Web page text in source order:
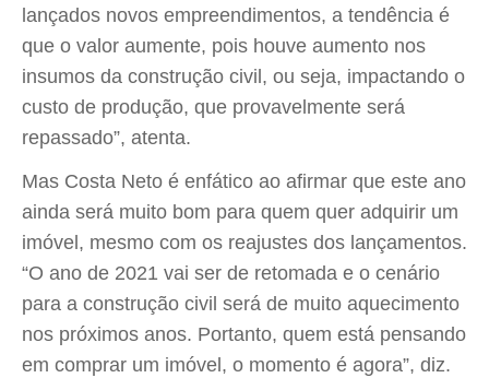
lançados novos empreendimentos, a tendência é
que o valor aumente, pois houve aumento nos
insumos da construção civil, ou seja, impactando o
custo de produção, que provavelmente será
repassado”, atenta.
Mas Costa Neto é enfático ao afirmar que este ano
ainda será muito bom para quem quer adquirir um
imóvel, mesmo com os reajustes dos lançamentos.
“O ano de 2021 vai ser de retomada e o cenário
para a construção civil será de muito aquecimento
nos próximos anos. Portanto, quem está pensando
em comprar um imóvel, o momento é agora”, diz.